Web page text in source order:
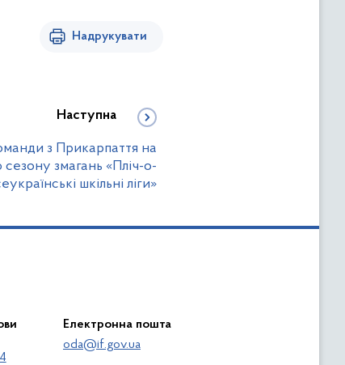
Надрукувати
Наступна
з Прикарпаття на
сезону змагань «Пліч-о-
шкільні ліги»
Електронна пошта
oda@if.gov.ua